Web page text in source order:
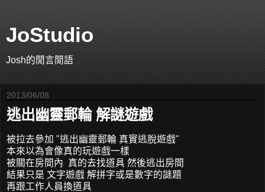
JoStudio
Josh的閒言閒語
2013/06/08
逃出幽靈郵輪 解謎遊戲
被拉去參加 "逃出幽靈郵輪 真實逃脫遊戲"
本來以為會像真的玩遊戲一樣
被關在房間內 真的去找道具 然後逃出房間
結果只是 文字遊戲 解拼字或是數字的謎題
再跟工作人員換道具